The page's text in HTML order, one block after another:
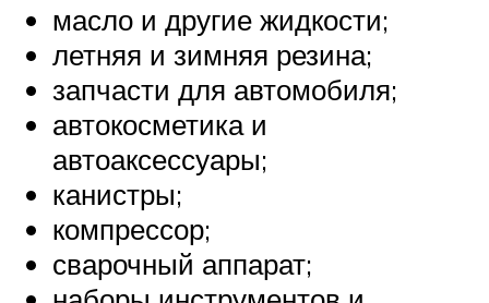
масло и другие жидкости;
летняя и зимняя резина;
запчасти для автомобиля;
автокосметика и
автоаксессуары;
канистры;
компрессор;
сварочный аппарат;